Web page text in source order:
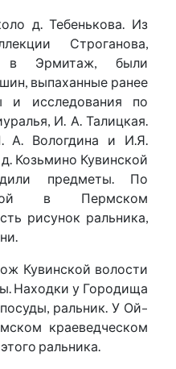
д. Тебенькова. Из
Строганова,
в Эрмитаж, были
выпаханные ранее
и исследования по
И. А. Талицкая.
А. Вологдина и И.Я.
Козьмино Кувинской
предметы. По
в Пермском
рисунок ральника,
Кувинской волости
Находки у Городища
ральник. У Ой–
краеведческом
ральника.